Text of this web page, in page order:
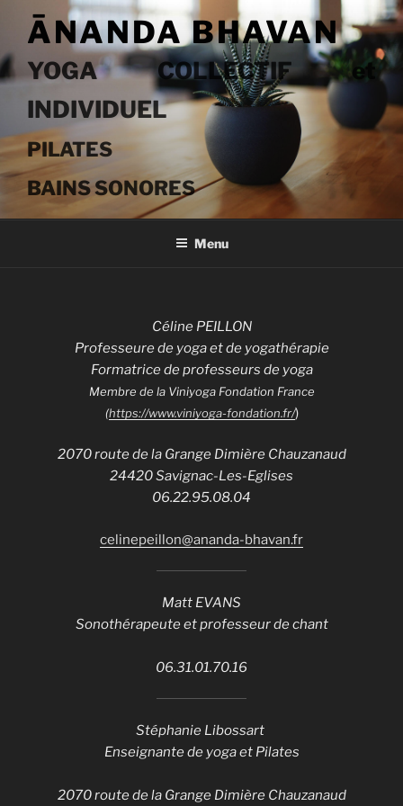
contenu
principal
ĀNANDA BHAVAN
YOGA COLLECTIF et
INDIVIDUEL
Menu
Céline PEILLON
Professeure de yoga et de yogathérapie
Formatrice de professeurs de yoga
Membre de la Viniyoga Fondation France
(https://www.viniyoga-fondation.fr/)
2070 route de la Grange Dimière Chauzanaud
24420 Savignac-Les-Eglises
06.22.95.08.04
celinepeillon@ananda-bhavan.fr
Matt EVANS
Sonothérapeute et professeur de chant
06.31.01.70.16
Stéphanie Libossart
Enseignante de yoga et Pilates
2070 route de la Grange Dimière Chauzanaud